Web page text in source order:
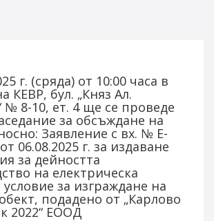
г. (сряда) от 10:00 часа в
КЕВР, бул. „Княз Ал.
№ 8-10, ет. 4 ще се проведе
за обсъждане на
Заявление с вх. № Е-
06.08.2025 г. за издаване
за дейността
на електрическа
условие за изграждане на
подадено от „Карлово
2022“ ЕООД